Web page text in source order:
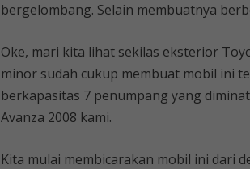
bergelombang. Selain membuatnya
Oke, mari kita lihat sekilas eksterior
minor sudah cukup membuat mobil ini
berkapasitas 7 penumpang yang
Avanza 2008 kami.
Kita mulai membicarakan mobil ini dari